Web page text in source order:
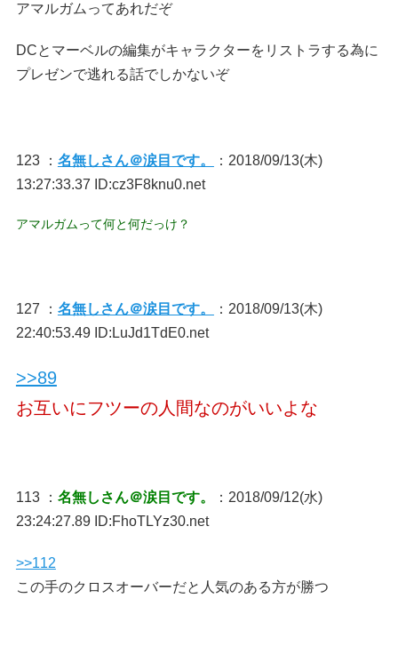
アマルガムってあれだぞ
DCとマーベルの編集がキャラクターをリストラする為に
プレゼンで逃れる話でしかないぞ
123 ： 名無しさん＠涙目です。
：2018/09/13(木)
13:27:33.37 ID:cz3F8knu0.net
アマルガムって何と何だっけ？
127 ： 名無しさん＠涙目です。
：2018/09/13(木)
22:40:53.49 ID:LuJd1TdE0.net
>>89
お互いにフツーの人間なのがいいよな
113 ： 名無しさん＠涙目です。
：2018/09/12(水)
23:24:27.89 ID:FhoTLYz30.net
>>112
この手のクロスオーバーだと人気のある方が勝つ